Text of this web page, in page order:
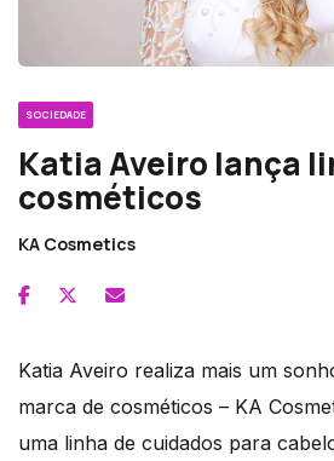
SOCIEDADE
Katia Aveiro lança
cosméticos
KA Cosmetics
Katia Aveiro realiza mais um
marca de cosméticos – KA
uma linha de cuidados para